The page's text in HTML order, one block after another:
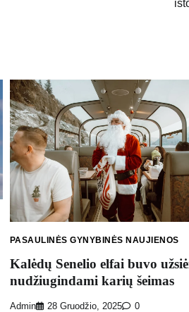
PASAULINĖS GYNYBINĖS NAUJIENOS
Kalėdų Senelio elfai buvo
nudžiugindami karių šeimas
Admin 28 Gruodžio, 2025 0